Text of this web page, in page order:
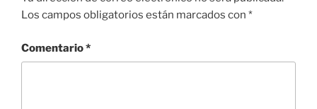
Los campos obligatorios están marcados con *
Comentario*